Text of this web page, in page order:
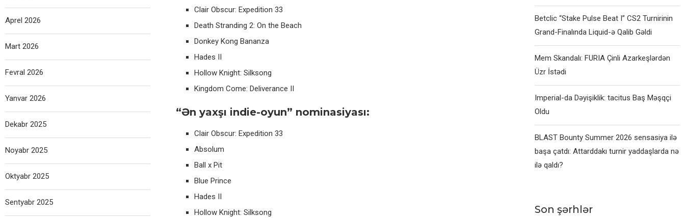
Clair Obscur: Expedition 33
Death Stranding 2: On the Beach
Donkey Kong Bananza
Hades II
Hollow Knight: Silksong
Kingdom Come: Deliverance II
“Ən yaxşı indie-oyun” nominasiyası:
Clair Obscur: Expedition 33
Absolum
Ball x Pit
Blue Prince
Hades II
Hollow Knight: Silksong
Betclic “Stake Pulse Beat I” CS2 Turnirinin
Grand-Finalında Liquid-ə Qalib Gəldi
Mem Skandalı: FURIA Çinli Azarkeşlərdən
Üzr İstədi
Imperial-da Dəyişiklik: tacitus Baş Məşqçi
Oldu
BLAST Bounty Summer 2026 sensasiya ilə
başa çatdı: Attarddakı turnir yaddaşlarda nə
ilə qaldı?
Son şərhlər
Aprel 2026
Mart 2026
Fevral 2026
Yanvar 2026
Dekabr 2025
Noyabr 2025
Oktyabr 2025
Sentyabr 2025